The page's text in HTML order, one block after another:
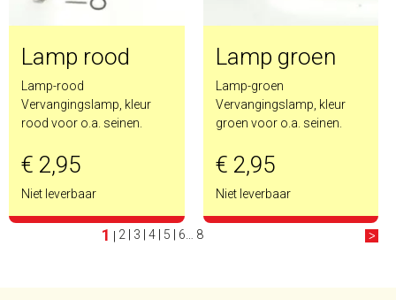
Lamp rood
Lamp-rood
Vervangingslamp, kleur
rood voor o.a. seinen.
€ 2,95
Niet leverbaar
Lamp groen
Lamp-groen
Vervangingslamp, kleur
groen voor o.a. seinen.
€ 2,95
Niet leverbaar
1 2 3 4| 5 6 8